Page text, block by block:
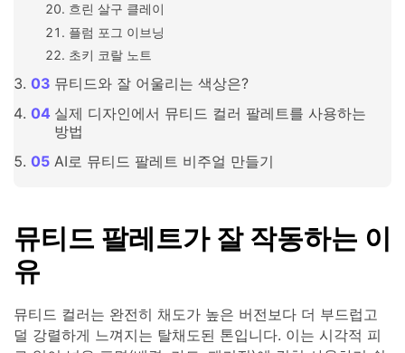
흐린 살구 클레이
플럼 포그 이브닝
초키 코랄 노트
뮤티드와 잘 어울리는 색상은?
실제 디자인에서 뮤티드 컬러 팔레트를 사용하는
방법
AI로 뮤티드 팔레트 비주얼 만들기
뮤티드 팔레트가 잘 작동하는 이
유
뮤티드 컬러는 완전히 채도가 높은 버전보다 더 부드럽고
덜 강렬하게 느껴지는 탈채도된 톤입니다. 이는 시각적 피